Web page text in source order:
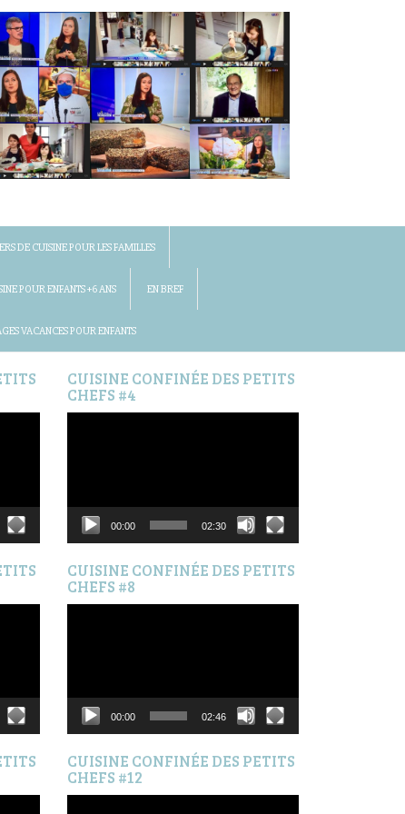
DE CUISINE POUR LES FAMILLES
POUR ENFANTS +6 ANS EN BREF
VACANCES POUR ENFANTS
CUISINE CONFINÉE DES PETITS
CHEFS #4
00:00 02:30
CUISINE CONFINÉE DES PETITS
CHEFS #8
00:00 02:46
CUISINE CONFINÉE DES PETITS
CHEFS #12